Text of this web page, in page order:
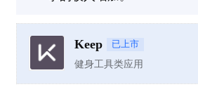
Keep 已上市
健身工具类应用